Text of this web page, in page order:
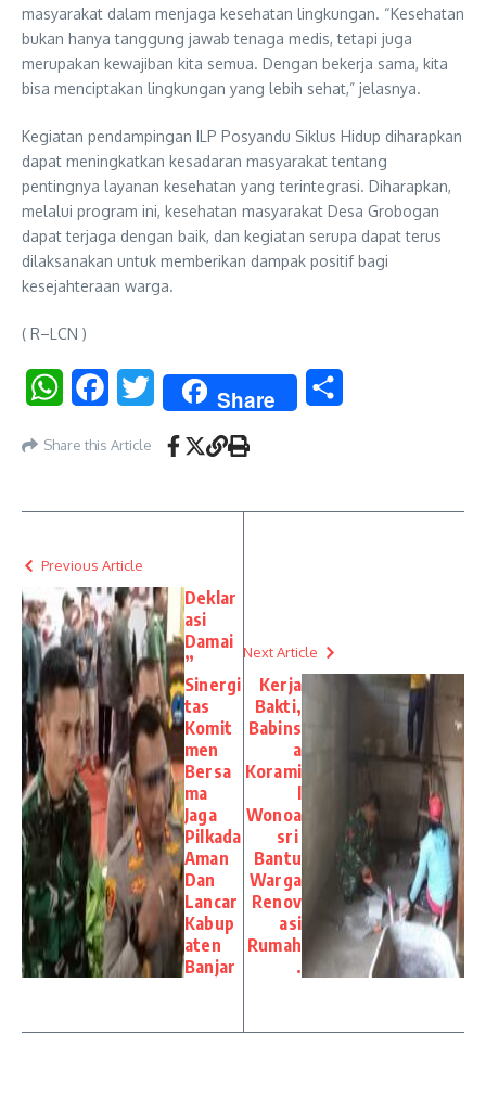
masyarakat dalam menjaga kesehatan lingkungan. “Kesehatan
bukan hanya tanggung jawab tenaga medis, tetapi juga
merupakan kewajiban kita semua. Dengan bekerja sama, kita
bisa menciptakan lingkungan yang lebih sehat,” jelasnya.
Kegiatan pendampingan ILP Posyandu Siklus Hidup diharapkan
dapat meningkatkan kesadaran masyarakat tentang
pentingnya layanan kesehatan yang terintegrasi. Diharapkan,
melalui program ini, kesehatan masyarakat Desa Grobogan
dapat terjaga dengan baik, dan kegiatan serupa dapat terus
dilaksanakan untuk memberikan dampak positif bagi
kesejahteraan warga.
( R–LCN )
WhatsAppFacebookTwitter Share
Share this Article
Previous Article
Deklar
asi
Damai
”
Sinergi
tas
Komit
men
Bersa
ma
Jaga
Pilkada
Aman
Dan
Lancar
Kabup
aten
Banjar
Next Article
Kerja
Bakti,
Babins
a
Korami
l
Wonoa
sri
Bantu
Warga
Renov
asi
Rumah
.